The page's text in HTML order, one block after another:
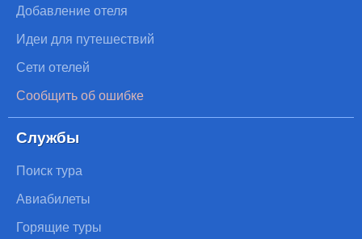
Добавление отеля
Идеи для путешествий
Сети отелей
Сообщить об ошибке
Службы
Поиск тура
Авиабилеты
Горящие туры